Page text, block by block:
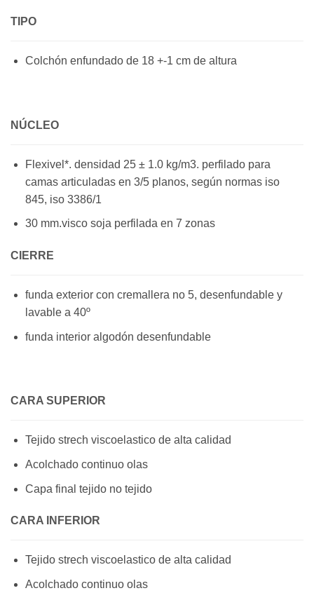
TIPO
Colchón enfundado de 18 +-1 cm de altura
NÚCLEO
Flexivel*. densidad 25 ± 1.0 kg/m3. perfilado para
camas articuladas en 3/5 planos, según normas iso
845, iso 3386/1
30 mm.visco soja perfilada en 7 zonas
CIERRE
funda exterior con cremallera no 5, desenfundable y
lavable a 40º
funda interior algodón desenfundable
CARA SUPERIOR
Tejido strech viscoelastico de alta calidad
Acolchado continuo olas
Capa final tejido no tejido
CARA INFERIOR
Tejido strech viscoelastico de alta calidad
Acolchado continuo olas